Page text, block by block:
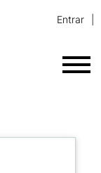
Entrar